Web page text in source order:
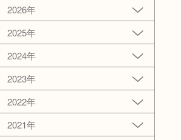
2026年
2025年
2024年
2023年
2022年
2021年